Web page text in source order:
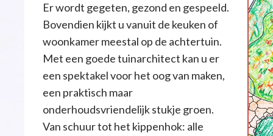
Er wordt gegeten, gezond en gespeeld.
Bovendien kijkt u vanuit de keuken of
woonkamer meestal op de achtertuin.
Met een goede tuinarchitect kan u er
een spektakel voor het oog van maken,
een praktisch maar
onderhoudsvriendelijk stukje groen.
Van schuur tot het kippenhok: alle